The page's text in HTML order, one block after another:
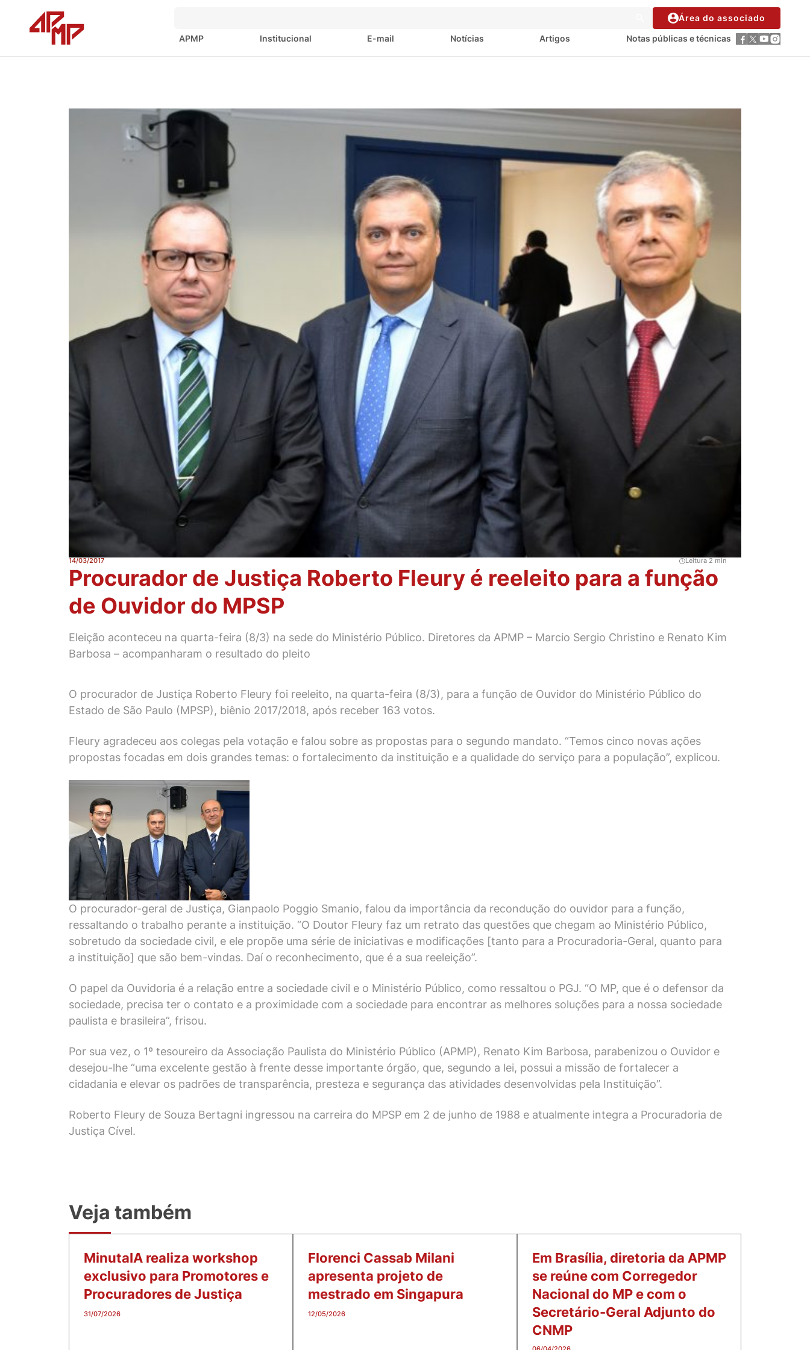
Área do associado
APMP
Institucional E-mail Notícias Artigos Notas públicas e técnicas
14/03/2017 Leitura 2 min
Procurador de Justiça Roberto Fleury é reeleito para a função
de Ouvidor do MPSP
Eleição aconteceu na quarta-feira (8/3) na sede do Ministério Público. Diretores da APMP – Marcio Sergio Christino e Renato Kim
Barbosa – acompanharam o resultado do pleito
O procurador de Justiça Roberto Fleury foi reeleito, na quarta-feira (8/3), para a função de Ouvidor do Ministério Público do
Estado de São Paulo (MPSP), biênio 2017/2018, após receber 163 votos.
Fleury agradeceu aos colegas pela votação e falou sobre as propostas para o segundo mandato. “Temos cinco novas ações
propostas focadas em dois grandes temas: o fortalecimento da instituição e a qualidade do serviço para a população”, explicou.
O procurador-geral de Justiça, Gianpaolo Poggio Smanio, falou da importância da recondução do ouvidor para a função,
ressaltando o trabalho perante a instituição. “O Doutor Fleury faz um retrato das questões que chegam ao Ministério Público,
sobretudo da sociedade civil, e ele propõe uma série de iniciativas e modificações [tanto para a Procuradoria-Geral, quanto para
a instituição] que são bem-vindas. Daí o reconhecimento, que é a sua reeleição”.
O papel da Ouvidoria é a relação entre a sociedade civil e o Ministério Público, como ressaltou o PGJ. “O MP, que é o defensor da
sociedade, precisa ter o contato e a proximidade com a sociedade para encontrar as melhores soluções para a nossa sociedade
paulista e brasileira”, frisou.
Por sua vez, o 1º tesoureiro da Associação Paulista do Ministério Público (APMP), Renato Kim Barbosa, parabenizou o Ouvidor e
desejou-lhe “uma excelente gestão à frente desse importante órgão, que, segundo a lei, possui a missão de fortalecer a
cidadania e elevar os padrões de transparência, presteza e segurança das atividades desenvolvidas pela Instituição”.
Roberto Fleury de Souza Bertagni ingressou na carreira do MPSP em 2 de junho de 1988 e atualmente integra a Procuradoria de
Justiça Cível.
Veja também
MinutaIA realiza workshop
exclusivo para Promotores e
Procuradores de Justiça
31/07/2026
Florenci Cassab Milani
apresenta projeto de
mestrado em Singapura
12/05/2026
Em Brasília, diretoria da APMP
se reúne com Corregedor
Nacional do MP e com o
Secretário-Geral Adjunto do
CNMP